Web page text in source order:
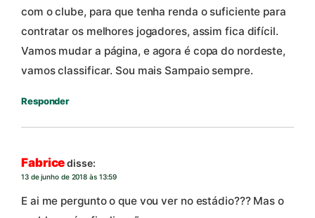
com o clube, para que tenha renda o suficiente para
contratar os melhores jogadores, assim fica difícil.
Vamos mudar a página, e agora é copa do nordeste,
vamos classificar. Sou mais Sampaio sempre.
Responder
Fabricedisse:
13 de junho de 2018 às 13:59
E ai me pergunto o que vou ver no estádio??? Mas o